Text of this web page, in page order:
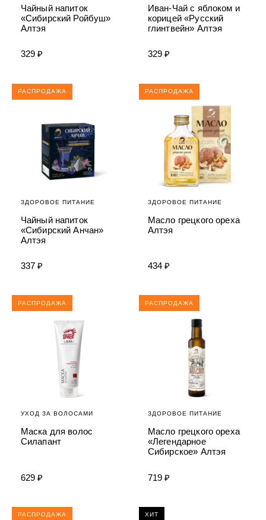
Чайный напиток
«Сибирский Ройбуш»
Алтэя
329 ₽
Иван-Чай с яблоком и
корицей «Русский
глинтвейн» Алтэя
329 ₽
РАСПРОДАЖА
ЗДОРОВОЕ ПИТАНИЕ
Чайный напиток
«Сибирский Анчан»
Алтэя
337 ₽
РАСПРОДАЖА
ЗДОРОВОЕ ПИТАНИЕ
Масло грецкого ореха
Алтэя
434 ₽
РАСПРОДАЖА
УХОД ЗА ВОЛОСАМИ
Маска для волос
Силапант
629 ₽
РАСПРОДАЖА
ЗДОРОВОЕ ПИТАНИЕ
Масло грецкого ореха
«Легендарное
Сибирское» Алтэя
719 ₽
РАСПРОДАЖА ХИТ